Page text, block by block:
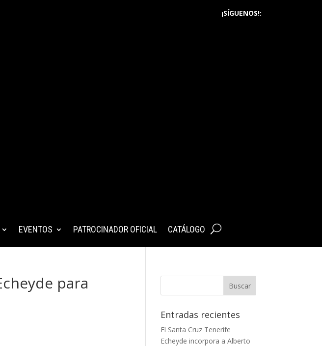
¡SÍGUENOS!:
EVENTOS PATROCINADOR OFICIAL CATÁLOGO
para
Entradas recientes
El Santa Cruz Tenerife
Echeyde incorpora a Alberto